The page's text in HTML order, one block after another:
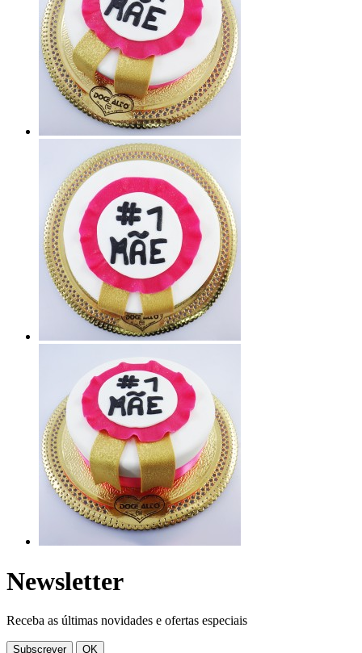
Newsletter
Receba as últimas novidades e ofertas especiais